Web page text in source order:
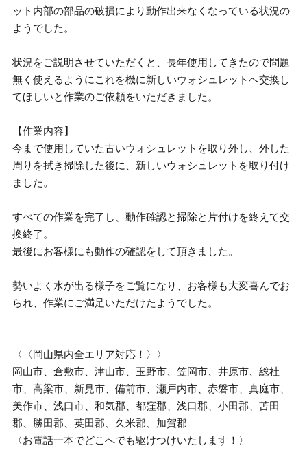
ット内部の部品の破損により動作出来なくなっている状況の
ようでした。
状況をご説明させていただくと、長年使用してきたので問題
無く使えるようにこれを機に新しいウォシュレットへ交換し
てほしいと作業のご依頼をいただきました。
【作業内容】
今まで使用していた古いウォシュレットを取り外し、外した
周りを拭き掃除した後に、新しいウォシュレットを取り付け
ました。
すべての作業を完了し、動作確認と掃除と片付けを終えて交
換終了。
最後にお客様にも動作の確認をして頂きました。
勢いよく水が出る様子をご覧になり、お客様も大変喜んでお
られ、作業にご満足いただけたようでした。
〈〈岡山県内全エリア対応！〉〉
岡山市、倉敷市、津山市、玉野市、笠岡市、井原市、総社
市、高梁市、新見市、備前市、瀬戸内市、赤磐市、真庭市、
美作市、浅口市、和気郡、都窪郡、浅口郡、小田郡、苫田
郡、勝田郡、英田郡、久米郡、加賀郡
〈お電話一本でどこへでも駆けつけいたします！〉